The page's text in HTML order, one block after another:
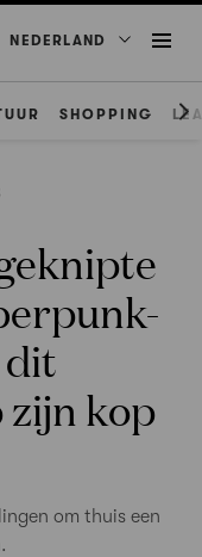
NEDERLAND
SHOPPING
zijn kop
om thuis een